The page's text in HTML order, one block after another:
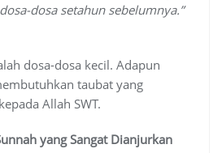
dosa setahun sebelumnya.”
dosa-dosa kecil. Adapun
taubat yang
Allah SWT.
yang Sangat Dianjurkan